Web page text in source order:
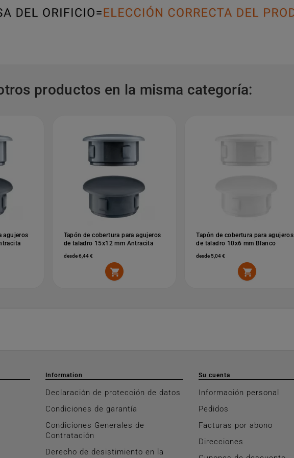
productos en la misma categoría:
agujeros
Tapón de cobertura para agujeros
de taladro 15x12 mm Antracita
desde 6,44 €

Tapón de cobertura para agujeros
de taladro 10x6 mm Blanco
desde 5,04 €

Information
Declaración de protección de datos
Condiciones de garantía
Condiciones Generales de
Contratación
Derecho de desistimiento en la
Su cuenta
Información personal
Pedidos
Facturas por abono
Direcciones